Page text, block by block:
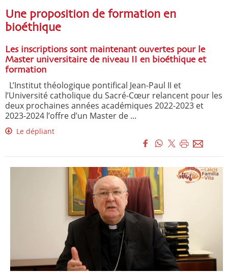
Une proposition de formation en
bioéthique
Les inscriptions sont maintenant ouvertes pour le
Master universitaire de niveau II en bioéthique et
formation
L’Institut théologique pontifical Jean-Paul II et
l’Université catholique du Sacré-Cœur relancent pour les
deux prochaines années académiques 2022-2023 et
2023-2024 l’offre d’un Master de ...
Le dépliant